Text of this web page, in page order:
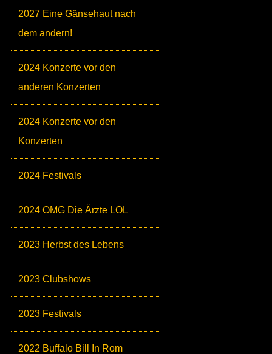
2027 Eine Gänsehaut nach
dem andern!
2024 Konzerte vor den
anderen Konzerten
2024 Konzerte vor den
Konzerten
2024 Festivals
2024 OMG Die Ärzte LOL
2023 Herbst des Lebens
2023 Clubshows
2023 Festivals
2022 Buffalo Bill In Rom